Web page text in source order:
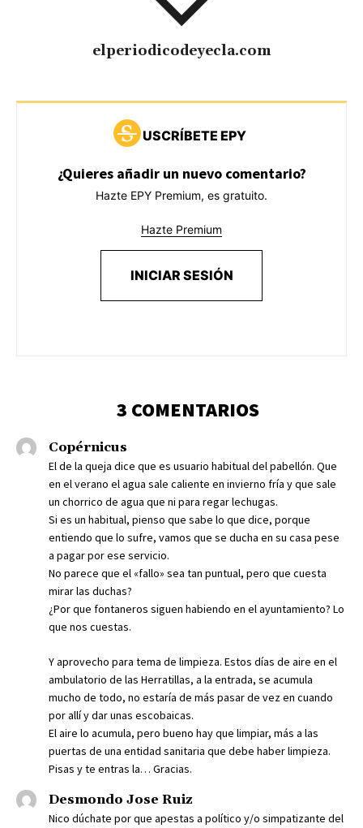
elperiodicodeyecla.com
USCRÍBETE EPY
¿Quieres añadir un nuevo comentario?
Hazte EPY Premium, es gratuito.
Hazte Premium
INICIAR SESIÓN
3 COMENTARIOS
Copérnicus
El de la queja dice que es usuario habitual del pabellón. Que
en el verano el agua sale caliente en invierno fría y que sale
un chorrico de agua que ni para regar lechugas.
Si es un habitual, pienso que sabe lo que dice, porque
entiendo que lo sufre, vamos que se ducha en su casa pese
a pagar por ese servicio.
No parece que el «fallo» sea tan puntual, pero que cuesta
mirar las duchas?
¿Por que fontaneros siguen habiendo en el ayuntamiento? Lo
que nos cuestas.
Y aprovecho para tema de limpieza. Estos días de aire en el
ambulatorio de las Herratillas, a la entrada, se acumula
mucho de todo, no estaría de más pasar de vez en cuando
por allí y dar unas escobaicas.
El aire lo acumula, pero bueno hay que limpiar, más a las
puertas de una entidad sanitaria que debe haber limpieza.
Pisas y te entras la… Gracias.
Desmondo Jose Ruiz
Nico dúchate por que apestas a político y/o simpatizante del